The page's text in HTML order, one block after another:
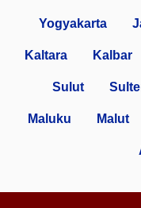
Yogyakarta
Kaltara Kalbar
Sulut
Maluku Malut